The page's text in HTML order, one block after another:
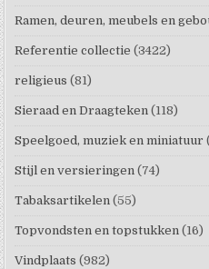
Ramen, deuren, meubels en
Referentie collectie (3422)
religieus (81)
Sieraad en Draagteken (118)
Speelgoed, muziek en miniatuur
Stijl en versieringen (74)
Tabaksartikelen (55)
Topvondsten en topstukken (16)
Vindplaats (982)